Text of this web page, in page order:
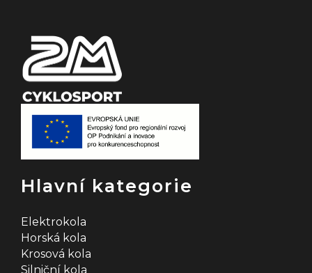
Hlavní kategorie
Elektrokola
Horská kola
Krosová kola
Silniční kola